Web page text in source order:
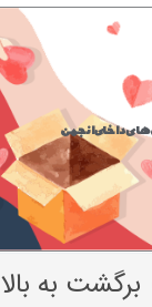
داخلی انجمن
برگشت به بالا